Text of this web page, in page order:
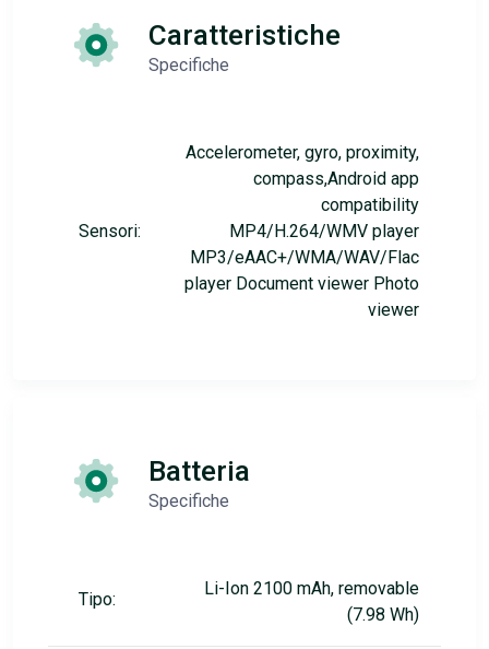
Caratteristiche
Specifiche
Sensori:
Accelerometer, gyro, proximity,
compass,Android app
compatibility
MP4/H.264/WMV player
MP3/eAAC+/WMA/WAV/Flac
player Document viewer Photo
viewer
Batteria
Specifiche
Tipo:
Li-Ion 2100 mAh, removable
(7.98 Wh)